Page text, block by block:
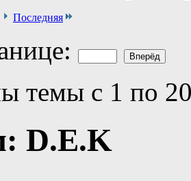
Последняя
темы с 1 по
D.E.K